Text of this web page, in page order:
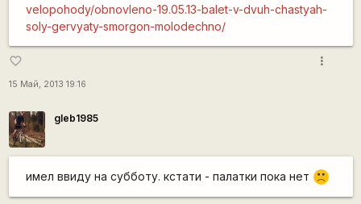
velopohody/obnovleno-19.05.13-balet-v-dvuh-chastyah-
soly-gervyaty-smorgon-molodechno/
favorite_border
15 Май, 2013 19:16
more_vert
gleb1985
имел ввиду на субботу. кстати - палатки пока нет :(